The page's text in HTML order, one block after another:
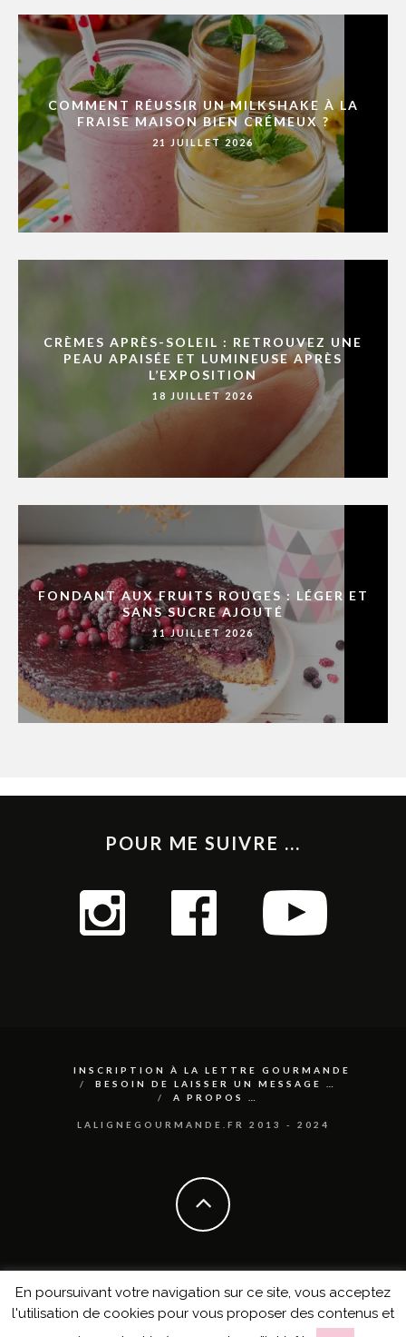
COMMENT RÉUSSIR UN MILKSHAKE À LA
FRAISE MAISON BIEN CRÉMEUX ?
21 JUILLET 2026
CRÈMES APRÈS-SOLEIL : RETROUVEZ UNE
PEAU APAISÉE ET LUMINEUSE APRÈS
L’EXPOSITION
18 JUILLET 2026
FONDANT AUX FRUITS ROUGES : LÉGER ET
SANS SUCRE AJOUTÉ
11 JUILLET 2026
POUR ME SUIVRE ...
INSCRIPTION À LA LETTRE GOURMANDE
BESOIN DE LAISSER UN MESSAGE …
A PROPOS …
LALIGNEGOURMANDE.FR 2013 - 2024
En poursuivant votre navigation sur ce site, vous acceptez
l'utilisation de cookies pour vous proposer des contenus et